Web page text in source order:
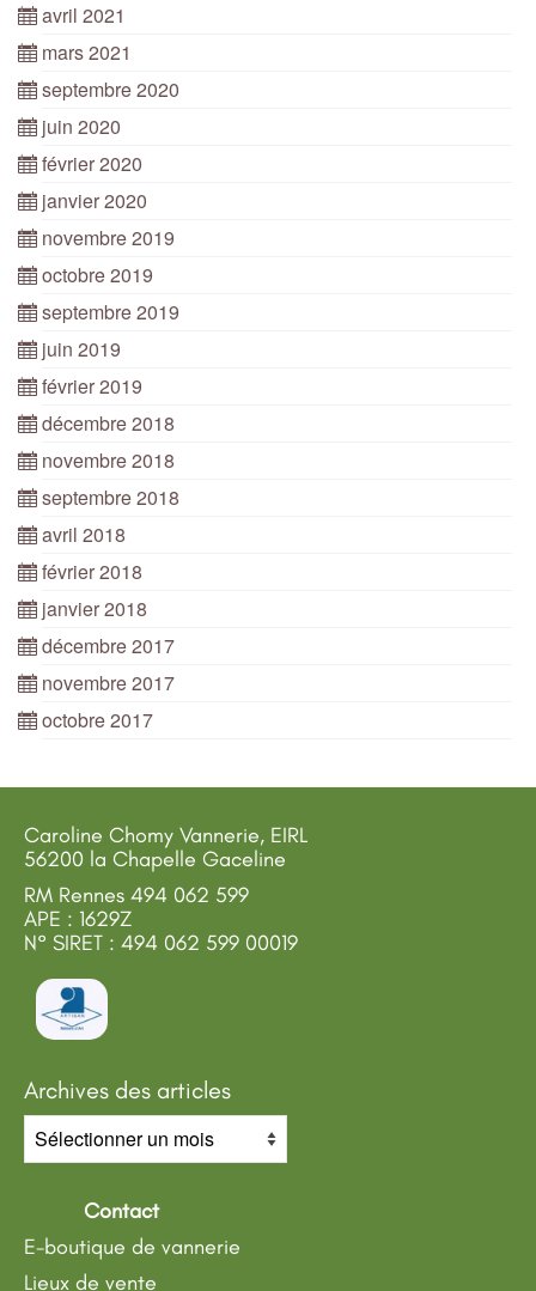
avril 2021
mars 2021
septembre 2020
juin 2020
février 2020
janvier 2020
novembre 2019
octobre 2019
septembre 2019
juin 2019
février 2019
décembre 2018
novembre 2018
septembre 2018
avril 2018
février 2018
janvier 2018
décembre 2017
novembre 2017
octobre 2017
Caroline Chomy Vannerie, EIRL
56200 la Chapelle Gaceline
RM Rennes 494 062 599
APE : 1629Z
N° SIRET : 494 062 599 00019
Archives des articles
Archives
des
Contact
E-boutique de vannerie
Lieux de vente